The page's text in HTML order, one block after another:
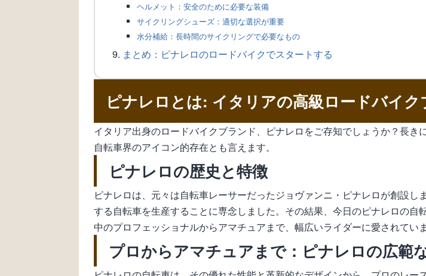
ヘルメット：安全のために必要な装備
サイクリングシューズ：適切な選択が重要
水分補給：長時間のサイクリングで必要なもの
まとめ：ピナレロのロードバイクでスタートする
ピナレロとは: イタリアの高級ロードバイク
イタリア出身のロードバイクブランド、ピナレロをご存知でしょうか？長き
自転車界のアイコン的存在とも言えます。
ピナレロの歴史と特徴
ピナレロは、元々は自転車レーサーだったジョヴァンニ・ピナレロが創設
する自転車を生産することに専念しました。その結果、今日のピナレロの
中のプロフェッショナルからアマチュアまで、幅広いライダーに愛されていま
プロからアマチュアまで：ピナレロの広範